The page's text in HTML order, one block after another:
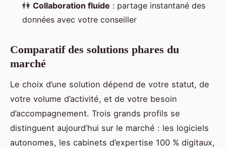
👫 Collaboration fluide : partage instantané des
données avec votre conseiller
Comparatif des solutions phares du
marché
Le choix d’une solution dépend de votre statut, de
votre volume d’activité, et de votre besoin
d’accompagnement. Trois grands profils se
distinguent aujourd’hui sur le marché : les logiciels
autonomes, les cabinets d’expertise 100 % digitaux,